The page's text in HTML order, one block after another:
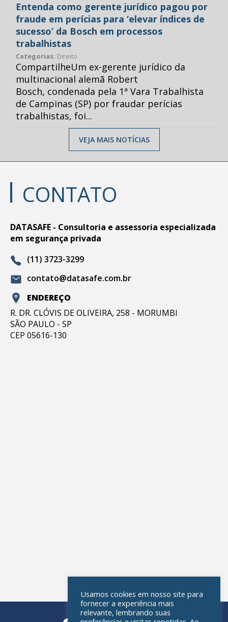
Entenda como gerente jurídico pagou por
fraude em perícias para ‘elevar índices de
sucesso’ da Bosch em processos
trabalhistas
Categorias: Direito
CompartilheUm ex-gerente jurídico da
multinacional alemã Robert
Bosch, condenada pela 1ª Vara Trabalhista
de Campinas (SP) por fraudar perícias
trabalhistas, foi...
VEJA MAIS NOTÍCIAS
CONTATO
DATASAFE - Consultoria e assessoria especializada
em segurança privada
(11) 3723-3299
contato@datasafe.com.br
ENDEREÇO
R. DR. CLÓVIS DE OLIVEIRA, 258 - MORUMBI
SÃO PAULO - SP
CEP 05616-130
Usamos cookies em nosso site para
fornecer a experiência mais
relevante, lembrando suas